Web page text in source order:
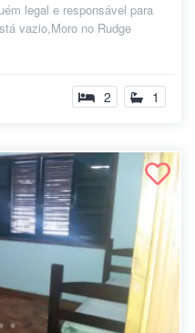
legal e responsável para
vazio,Moro no Rudge
2 1